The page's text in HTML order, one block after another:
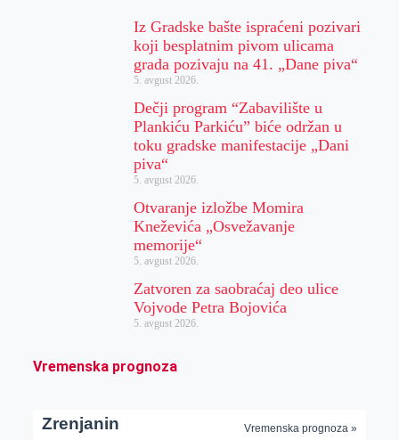
Iz Gradske bašte ispraćeni pozivari
koji besplatnim pivom ulicama
grada pozivaju na 41. „Dane piva“
5. avgust 2026.
Dečji program “Zabavilište u
Plankiću Parkiću” biće održan u
toku gradske manifestacije „Dani
piva“
5. avgust 2026.
Otvaranje izložbe Momira
Kneževića „Osvežavanje
memorije“
5. avgust 2026.
Zatvoren za saobraćaj deo ulice
Vojvode Petra Bojovića
5. avgust 2026.
Vremenska prognoza